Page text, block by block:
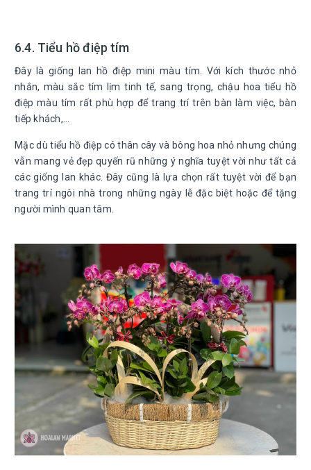
6.4. Tiểu hồ điệp tím
Đây là giống lan hồ điệp mini màu tím. Với kích thước nhỏ
nhắn, màu sắc tím lịm tinh tế, sang trọng, chậu hoa tiểu hồ
điệp màu tím rất phù hợp để trang trí trên bàn làm việc, bàn
tiếp khách,...
Mặc dù tiểu hồ điệp có thân cây và bông hoa nhỏ nhưng chúng
vẫn mang vẻ đẹp quyến rũ những ý nghĩa tuyệt vời như tất cả
các giống lan khác. Đây cũng là lựa chọn rất tuyệt vời để bạn
trang trí ngôi nhà trong những ngày lễ đặc biệt hoặc để tặng
người mình quan tâm.